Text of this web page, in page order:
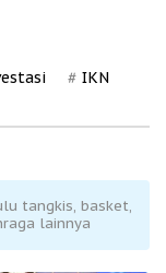
IKN
tangkis, basket,
lainnya